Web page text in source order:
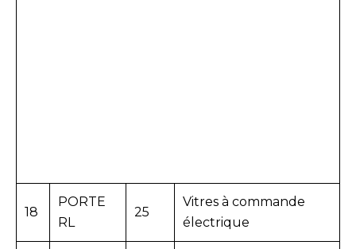
18
PORTE
RL
25
Vitres à commande
électrique